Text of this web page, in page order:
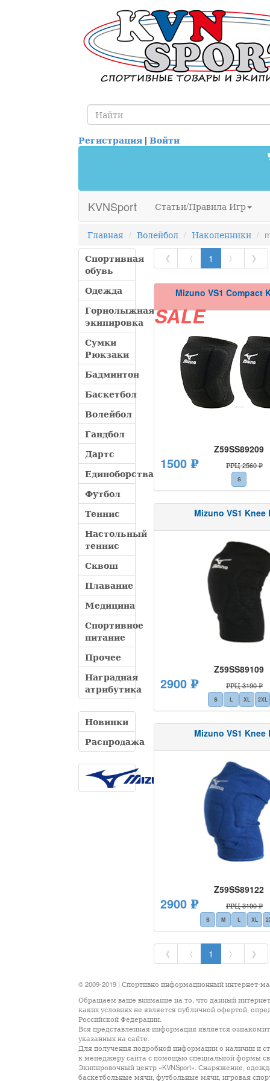
Регистрация | Войти
KVNSport Статьи/Правила Игр
Главная Волейбол Наколенники
Спортивная
обувь
Одежда
Горнолыжная
экипировка
Сумки
Рюкзаки
Бадминтон
Баскетбол
Волейбол
Гандбол
Дартс
Единоборства
Футбол
Теннис
Настольный
теннис
Сквош
Плавание
Медицина
Спортивное
питание
Прочее
Наградная
атрибутика
Новинки
Распродажа
《 〈 1 〉 》
Mizuno VS1 Compact
SALE
Z59SS89209
1500 ₽ РРЦ 2560 ₽
S
Mizuno VS1 Knee
Z59SS89109
2900 ₽ РРЦ 3190 ₽
S L XL 2XL
Mizuno VS1 Knee
Z59SS89122
2900 ₽ РРЦ 3190 ₽
S M L XL
《 〈 1 〉 》
© 2009-2019 | Спортивно информационный интернет-
Обращаем ваше внимание на то, что данный
каких условиях не является публичной офертой,
Российской Федерации.
Вся представленная информация является
указанных на сайте.
Для получения подробной информации о наличии и
к менеджеру сайта с помощью специальной формы
Экипировочный центр «KVNSport». Снаряжение,
баскетбольные мячи, футбольные мячи, игровая